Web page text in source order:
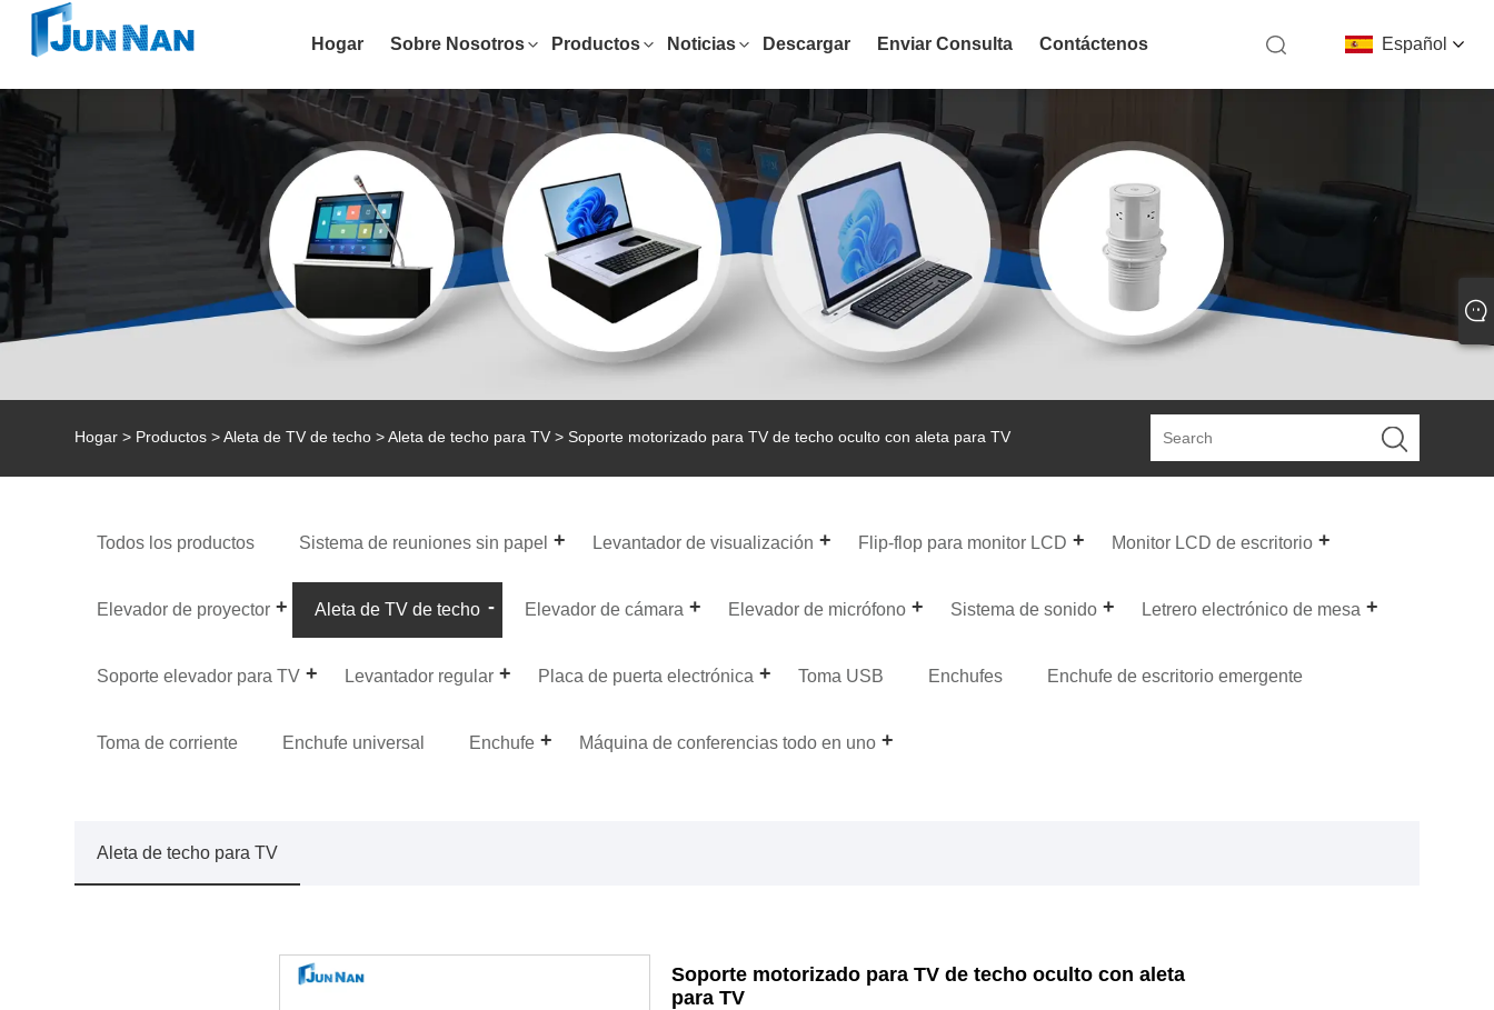
Español
Hogar Sobre Nosotros Productos Noticias Descargar Enviar Consulta Contáctenos
Hogar > Productos >Aleta de TV de techo >Aleta de techo para TV > Soporte motorizado para TV de techo oculto con aleta para TV
Todos los productos Sistema de reuniones sin papel Levantador de visualización Flip-flop para monitor LCD Monitor LCD de escritorio
Elevador de proyector Aleta de TV de techo Elevador de cámara Elevador de micrófono Sistema de sonido Letrero electrónico de mesa
Soporte elevador para TV Levantador regular Placa de puerta electrónica Toma USB Enchufes Enchufe de escritorio emergente
Toma de corriente Enchufe universal Enchufe Máquina de conferencias todo en uno
Aleta de techo para TV
Soporte motorizado para TV de techo oculto con aleta
para TV